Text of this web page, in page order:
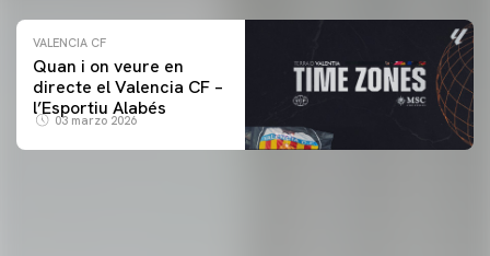
VALENCIA CF
Quan i on veure en
directe el Valencia CF –
l’Esportiu Alabés
03 marzo 2026